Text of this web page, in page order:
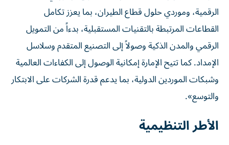
الرقمية، وموردي حلول قطاع الطيران، بما يعزز تكامل
القطاعات المرتبطة بالتقنيات المستقبلية، بدءاً من التمويل
الرقمي والمدن الذكية وصولاً إلى التصنيع المتقدم وسلاسل
الإمداد. كما تتيح الإمارة إمكانية الوصول إلى الكفاءات العالمية
وشبكات الموردين الدولية، بما يدعم قدرة الشركات على الابتكار
والتوسع».
الأطر التنظيمية